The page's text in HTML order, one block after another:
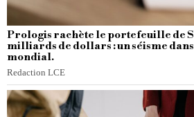
Prologis rachète le portefeuille de
milliards de dollars : un séisme
mondial.
Redaction LCE